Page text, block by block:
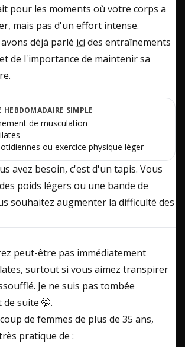
pour les moments où votre corps a
mais pas d'un effort intense.
déjà parlé ici des entraînements
de l'importance de maintenir sa
HEBDOMADAIRE SIMPLE
de musculation
ou exercice physique léger
avez besoin, c'est d'un tapis. Vous
poids légers ou une bande de
souhaitez augmenter la difficulté des
peut-être pas immédiatement
surtout si vous aimez transpirer
Je ne suis pas tombée
suite 🤭.
de femmes de plus de 35 ans,
pratique de :